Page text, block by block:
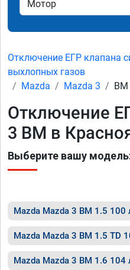
Отключение ЕГР клапана
выхлопных газов
Mazda
Mazda 3
Отключение
3 BM в
Выберите вашу
Mazda Mazda 3 BM 1.5 100
Mazda Mazda 3 BM 1.5 TD
Mazda Mazda 3 BM 1.6 104